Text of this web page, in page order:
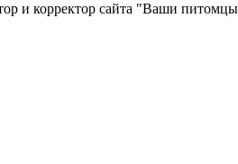
и корректор сайта "Ваши